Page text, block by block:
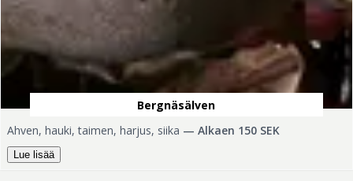
Bergnäsälven
Ahven, hauki, taimen, harjus, siika — Alkaen 150 SEK
Lue lisää